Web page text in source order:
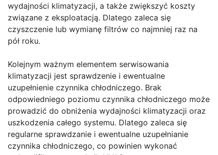
wydajności klimatyzacji, a także zwiększyć koszty
związane z eksploatacją. Dlatego zaleca się
czyszczenie lub wymianę filtrów co najmniej raz na
pół roku.
Kolejnym ważnym elementem serwisowania
klimatyzacji jest sprawdzenie i ewentualne
uzupełnienie czynnika chłodniczego. Brak
odpowiedniego poziomu czynnika chłodniczego może
prowadzić do obniżenia wydajności klimatyzacji oraz
uszkodzenia całego systemu. Dlatego zaleca się
regularne sprawdzanie i ewentualne uzupełnianie
czynnika chłodniczego, co powinien wykonać